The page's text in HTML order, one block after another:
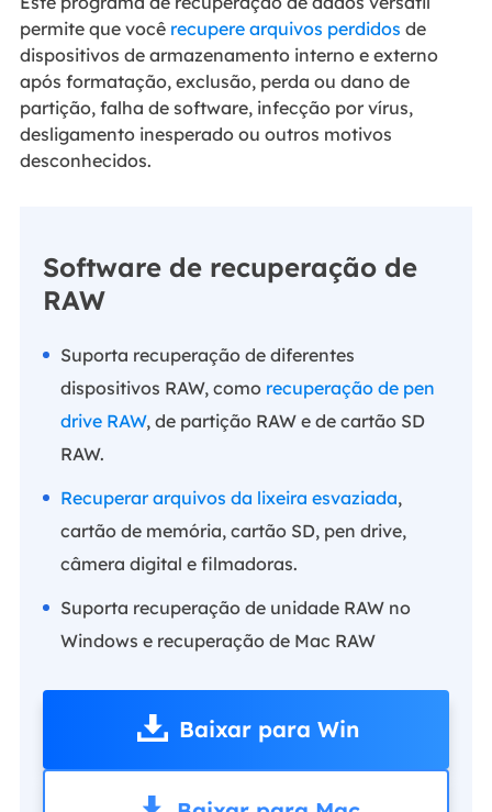
permite que você recupere arquivos perdidos de
dispositivos de armazenamento interno e externo
após formatação, exclusão, perda ou dano de
partição, falha de software, infecção por vírus,
desligamento inesperado ou outros motivos
desconhecidos.
Software de recuperação de
RAW
Suporta recuperação de diferentes
dispositivos RAW, como recuperação de pen
drive RAW, de partição RAW e de cartão SD
RAW.
Recuperar arquivos da lixeira esvaziada,
cartão de memória, cartão SD, pen drive,
câmera digital e filmadoras.
Suporta recuperação de unidade RAW no
Windows e recuperação de Mac RAW
Baixar para Win